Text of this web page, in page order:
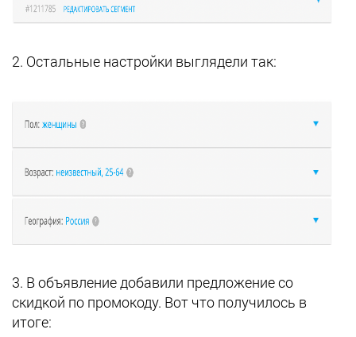
2. Остальные настройки выглядели так:
3. В объявление добавили предложение со
скидкой по промокоду. Вот что получилось в
итоге: